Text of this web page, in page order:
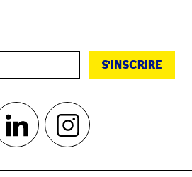
S'INSCRIRE